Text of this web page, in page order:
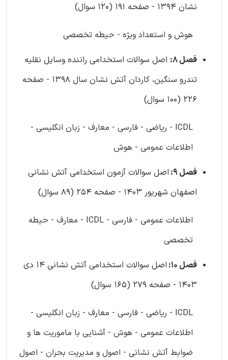
نشان 1394 - صفحه 191 (120 سوال)
هوش و استعداد ویژه - حیطه تخصصی
فصل 8:
اصل سوالات استخدامی راننده وسایل نقلیه
تندرو سنگین، کاردان آتش نشان سال 1398 - صفحه
226 (100 سوال)
ICDL - ریاضی - فارسی - معارف - زبان انگلیسی -
اطلاعات عمومی - هوش
فصل 9:
اصل سوالات آزمون استخدامی آتش نشانی
اصفهان شهریور 1403 - صفحه 254 (89 سوال)
اطلاعات عمومی - فارسی - ICDL - معارف - حیطه
تخصصی
فصل 10:
اصل سوالات استخدامی آتش نشانی 14 دی
1403 - صفحه 279 (165 سوال)
ICDL - ریاضی - فارسی - معارف - زبان انگلیسی -
اطلاعات عمومی - هوش - آشنایی با ماموریت ها و
ضوابط آتش نشانی - اصول و مدیریت بحران - اصول